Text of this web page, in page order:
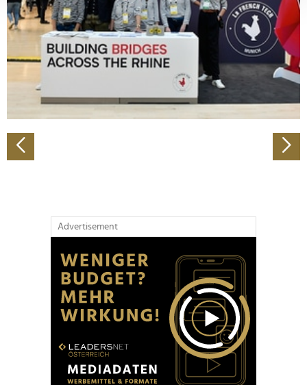
verarbeitet werden, und legen Sie Ihre Präferenzen im
Abschnitt Einzelheitenfest.
Wir verwenden Cookies, um Inhalte und Anzeigen zu
personalisieren, Funktionen für soziale Medien anbieten
zu können und die Zugriffe auf unsere Website zu
analysieren. Außerdem geben wir Informationen zu Ihrer
Verwendung unserer Website an unsere Partner für
soziale Medien, Werbung und Analysen weiter. Unsere
Partner führen diese Informationen möglicherweise mit
Advertisement